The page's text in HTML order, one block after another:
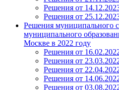
Решения от
Решения от
Решения муниципального
муниципального
Москве в 2022 году
Решения от
Решения от
Решения от
Решения от
Решения от